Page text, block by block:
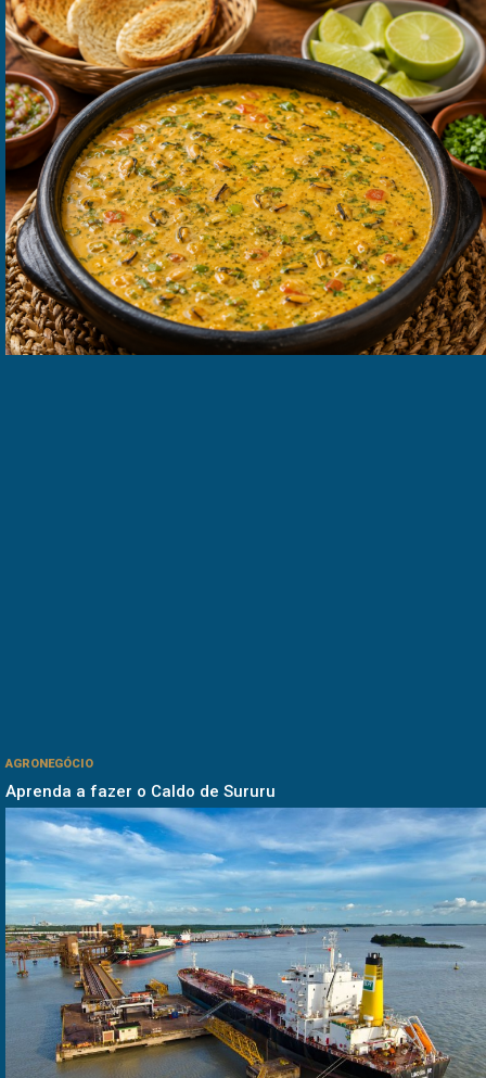
AGRONEGÓCIO
Aprenda a fazer o Caldo de Sururu